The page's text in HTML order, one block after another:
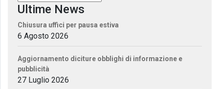
Ultime News
Chiusura uffici per pausa estiva
6 Agosto 2026
Aggiornamento diciture obblighi di informazione e
pubblicità
27 Luglio 2026